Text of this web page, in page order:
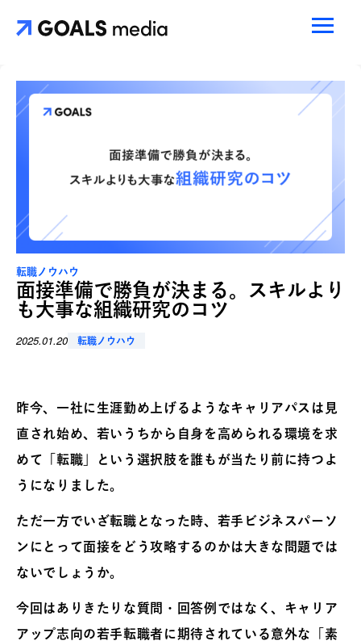
転職ノウハウ
面接準備で勝負が決まる。スキルより
も大事な組織研究のコツ
2025.01.20 転職ノウハウ
昨今、一社に生涯勤め上げるようなキャリアパスは見
直され始め、若いうちから自身を高められる環境を求
めて「転職」という選択肢を誰もが当たり前に持つよ
うになりました。
ただ一方でいざ転職となった時、若手ビジネスパーソ
ンにとって面接をどう攻略するのかは大きな問題では
ないでしょうか。
今回はありきたりな質問・回答例ではなく、キャリア
アップ志向の若手転職者に期待されている意外な「素